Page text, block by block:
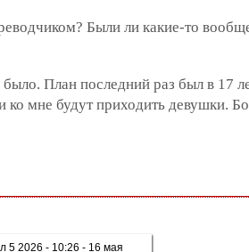
Были ли какие-то
План последний раз был в 17
ко мне будут приходить девушки.